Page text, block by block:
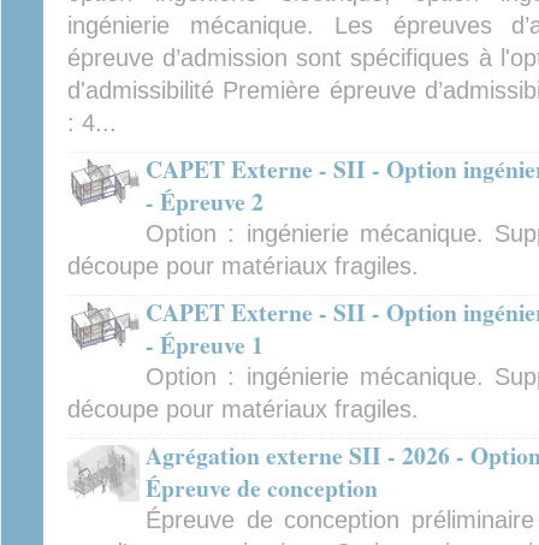
ingénierie mécanique. Les épreuves
épreuve d’admission sont spécifiques à
d'admissibilité Première épreuve
: 4...
CAPET Externe - SII - Option
- Épreuve 2
Option : ingénierie mécanique.
découpe pour matériaux fragiles.
CAPET Externe - SII - Option
- Épreuve 1
Option : ingénierie mécanique.
découpe pour matériaux fragiles.
Agrégation externe SII - 2026 -
Épreuve de conception
Épreuve de conception